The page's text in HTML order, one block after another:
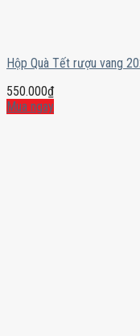
Hộp Quà Tết rượu vang
550.000₫
Mua ngay